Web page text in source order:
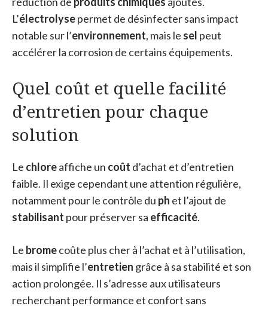
L’électrolysepermet de désinfecter sans impact
notable sur l’environnement, mais le sel peut
accélérer la corrosion de certains équipements.
Quel coût et quelle facilité
d’entretien pour chaque
solution
Le chloreaffiche un coût d’achat et d’entretien
faible. Il exige cependant une attention régulière,
notamment pour le contrôle du ph et l’ajout de
stabilisant pour préserver sa efficacité.
Le bromecoûte plus cher à l’achat et à l’utilisation,
mais il simplifie l’entretien grâce à sa stabilité et son
action prolongée. Il s’adresse aux utilisateurs
recherchant performance et confort sans